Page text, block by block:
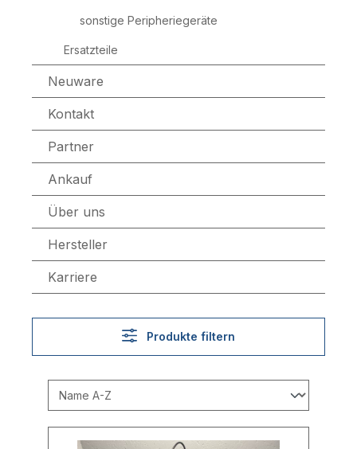
sonstige Peripheriegeräte
Ersatzteile
Neuware
Kontakt
Partner
Ankauf
Über uns
Hersteller
Karriere
Produkte filtern